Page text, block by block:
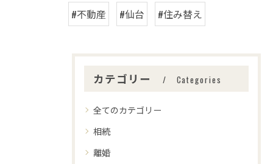
#不動産 #仙台 #住み替え
カテゴリー Categories
全てのカテゴリー
相続
離婚